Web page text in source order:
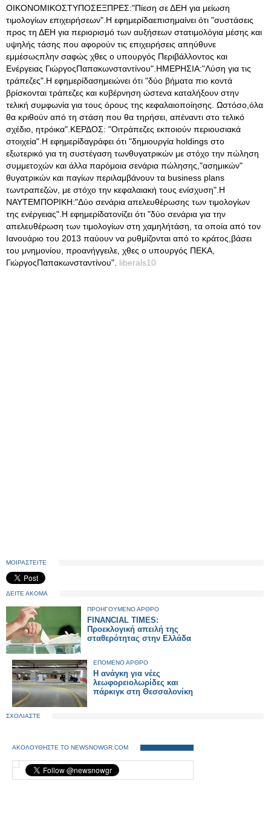
ΟΙΚΟΝΟΜΙΚΟΣΤΥΠΟΣΕΞΠΡΕΣ:"Πίεση σε ΔΕΗ για μείωση
τιμολογίων επιχειρήσεων".Η εφημερίδαεπισημαίνει ότι "συστάσεις
προς τη ΔΕΗ για περιορισμό των αυξήσεων στατιμολόγια μέσης και
υψηλής τάσης που αφορούν τις επιχειρήσεις απηύθυνε
εμμέσωςπλην σαφώς χθες ο υπουργός Περιβάλλοντος και
Ενέργειας ΓιώργοςΠαπακωνσταντίνου".ΗΜΕΡΗΣΙΑ:"Λύση για τις
τράπεζες".Η εφημερίδασημειώνει ότι "δύο βήματα πιο κοντά
βρίσκονται τράπεζες και κυβέρνηση ώστενα καταλήξουν στην
τελική συμφωνία για τους όρους της κεφαλαιοποίησης. Ωστόσο,όλα
θα κριθούν από τη στάση που θα τηρήσει, απέναντι στο τελικό
σχέδιο, ητρόικα".ΚΕΡΔΟΣ: "Οιτράπεζες εκποιούν περιουσιακά
στοιχεία".Η εφημερίδαγράφει ότι "δημιουργία holdings στο
εξωτερικό για τη συστέγαση τωνθυγατρικών με στόχο την πώληση
συμμετοχών και άλλα παρόμοια σενάρια πώλησης,"ασημικών"
θυγατρικών και παγίων περιλαμβάνουν τα business plans
τωντραπεζών, με στόχο την κεφαλαιακή τους ενίσχυση".Η
ΝΑΥΤΕΜΠΟΡΙΚΗ:"Δύο σενάρια απελευθέρωσης των τιμολογίων
της ενέργειας".Η εφημερίδατονίζει ότι "δύο σενάρια για την
απελευθέρωση των τιμολογίων στη χαμηλήτάση, τα οποία από τον
Ιανουάριο του 2013 παύουν να ρυθμίζονται από το κράτος,βάσει
του μνημονίου, προανήγγειλε, χθες ο υπουργός ΠΕΚΑ,
ΓιώργοςΠαπακωνσταντίνου". liberals10
ΜΟΙΡΑΣΤΕΙΤΕ
ΔΕΙΤΕ ΑΚΟΜΑ
ΠΡΟΗΓΟΥΜΕΝΟ ΑΡΘΡΟ
FINANCIAL TIMES:
Προεκλογική απειλή της
σταθερότητας στην Ελλάδα
ΕΠΟΜΕΝΟ ΑΡΘΡΟ
Η ανάγκη για νέες
λεωφορειολωρίδες και
πάρκιγκ στη Θεσσαλονίκη
ΣΧΟΛΙΑΣΤΕ
ΑΚΟΛΟΥΘΗΣΤΕ ΤΟ NEWSNOWGR.COM